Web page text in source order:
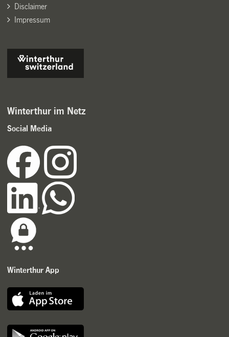
Disclaimer
Impressum
Winterthur im Netz
Social Media
Winterthur App